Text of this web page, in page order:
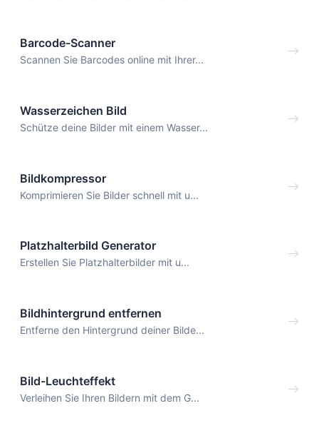
Barcode-Scanner
Scannen Sie Barcodes online mit Ihrer...
Wasserzeichen Bild
Schütze deine Bilder mit einem Wasser...
Bildkompressor
Komprimieren Sie Bilder schnell mit u...
Platzhalterbild Generator
Erstellen Sie Platzhalterbilder mit u...
Bildhintergrund entfernen
Entferne den Hintergrund deiner Bilde...
Bild-Leuchteffekt
Verleihen Sie Ihren Bildern mit dem G...